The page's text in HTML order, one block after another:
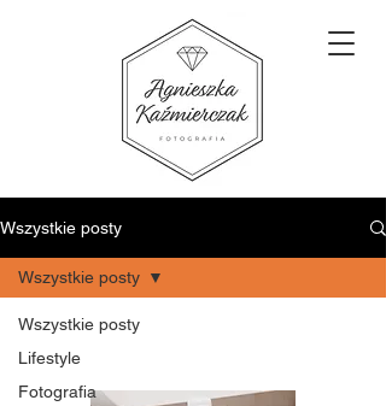
Wszystkie posty
Wszystkie posty
Lifestyle
Fotografia
Wszystkie posty